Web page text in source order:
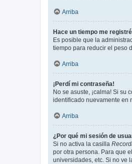
Arriba
Hace un tiempo me
Es posible que la
tiempo para reducir el peso
Arriba
¡Perdí mi contraseña!
No se asuste, ¡calma! Si su
identificado nuevamente en
Arriba
¿Por qué mi sesión de
Si no activa la casilla
por otra persona. Para que
universidades, etc. Si no ve